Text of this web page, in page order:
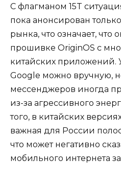
С флагманом 15T
пока анонсирован
рынка, что означает, что
прошивке OriginOS с
китайских приложений.
Google можно вручную,
мессенджеров иногда
из-за агрессивного
того, в китайских
важная для России
что может негативно
мобильного интернета